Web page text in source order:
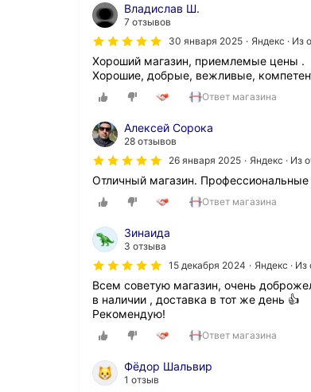
Владислав Ш.
7 отзывов
30 января 2025
Яндекс · Из
Хороший магазин, приемлемые цены .
Хорошие, добрые, вежливые,
Ответ магазина
Алексей Сорока
28 отзывов
26 января 2025
Яндекс · Из
Отличный магазин.
Ответ магазина
Зинаида
3 отзыва
15 декабря 2024
Яндекс ·
Всем советую магазин, очень
в наличии , доставка в тот же день 👍
Рекомендую!
Ответ магазина
Фёдор Шальвир
1 отзыв